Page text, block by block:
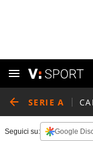
SERIE A
Seguici su: Google